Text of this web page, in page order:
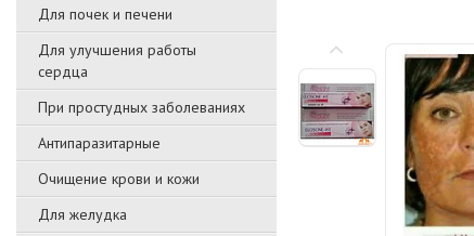
Для почек и печени
Для улучшения работы
сердца
При простудных заболеваниях
Антипаразитарные
Очищение крови и кожи
Для желудка